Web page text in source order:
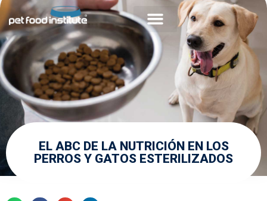
EL ABC DE LA NUTRICIÓN EN LOS
PERROS Y GATOS ESTERILIZADOS